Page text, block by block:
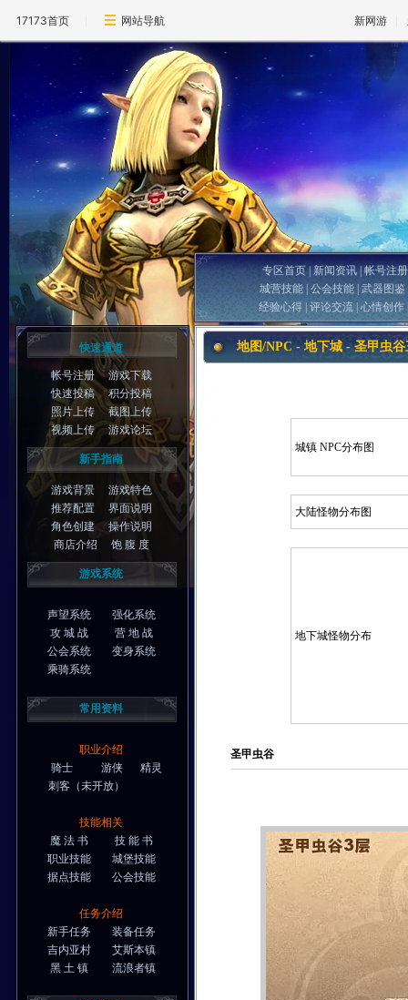
17173首页 网站导航 新网游
专区首页|新闻资讯|帐号注册
城营技能 公会技能 武器图鉴
经验心得 评论交流 心情创作
快速通道
帐号注册
游戏下载
快速投稿
积分投稿
照片上传截图上传
视频上传
游戏论坛
新手指南
游戏背景
游戏特色
推荐配置
界面说明
角色创建
操作说明
商店介绍
饱 腹 度
游戏系统
声望系统
强化系统
攻 城 战
营 地 战
公会系统
变身系统
乘骑系统
常用资料
职业介绍
骑士
游侠
精灵
刺客 （未开放）
技能相关
魔 法 书
技 能 书
职业技能
城堡技能
据点技能
公会技能
任务介绍
新手任务
装备任务
吉内亚村
艾斯本镇
黑 土 镇
流浪者镇
地图/NPC - 地下城 - 圣甲虫谷
城镇 NPC分布图
大陆怪物分布图
地下城怪物分布
圣甲虫谷